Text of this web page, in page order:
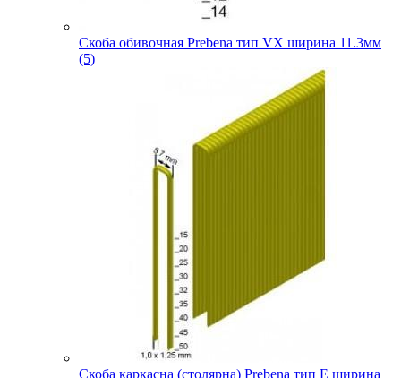
Скоба обивочная Prebena тип VX ширина 11.3мм
(5)
Скоба каркасна (столярна) Prebena тип E ширина